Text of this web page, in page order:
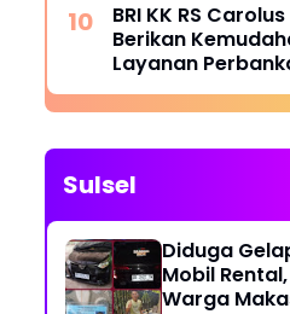
BRI KK RS
Berikan
Layanan
Civitas Rumah
Masyarakat
Sulsel
Diduga
Mobil
Warga